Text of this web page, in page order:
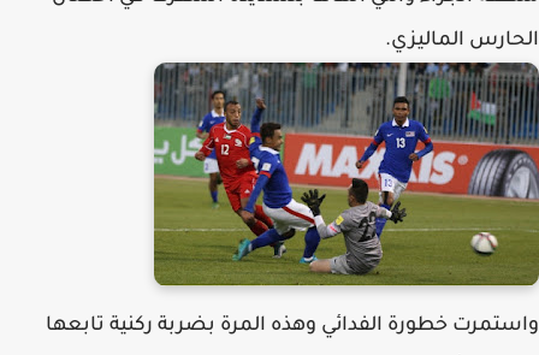
الحارس الماليزي.
واستمرت خطورة الفدائي وهذه المرة بضربة ركنية تابعها